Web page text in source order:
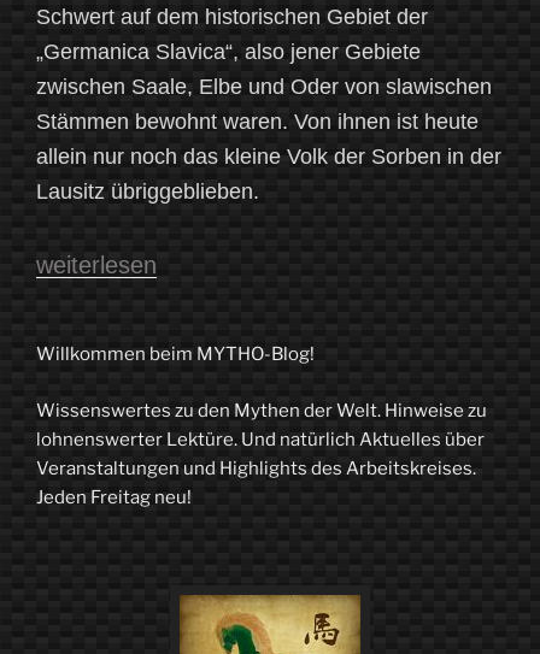
Schwert auf dem historischen Gebiet der
„Germanica Slavica“, also jener Gebiete
zwischen Saale, Elbe und Oder von slawischen
Stämmen bewohnt waren. Von ihnen ist heute
allein nur noch das kleine Volk der Sorben in der
Lausitz übriggeblieben.
„Mythen,
Legenden
Sachsen“
weiterlesen
Willkommen beim MYTHO-Blog!
Wissenswertes zu den Mythen der Welt. Hinweise zu
lohnenswerter Lektüre. Und natürlich Aktuelles über
Veranstaltungen und Highlights des Arbeitskreises.
Jeden Freitag neu!